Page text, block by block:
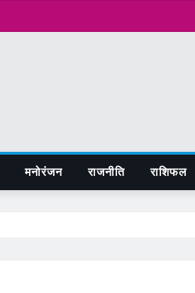
मनोरंजन राजनीति राशिफल